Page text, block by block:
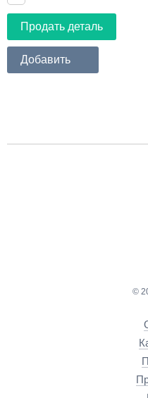
Продать деталь
Добавить
©